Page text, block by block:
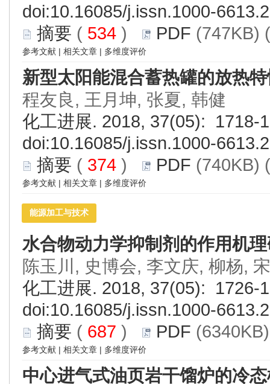
doi:10.16085/j.issn.1000-
摘要 ( 534 ) PDF (747KB) (
参考文献 | 相关文章 | 多维度评价
新型太阳能混合蓄热罐的放热
程友良, 王月坤, 张夏, 韩健
化工进展. 2018, 37(05): 1718-
doi:10.16085/j.issn.1000-
摘要 ( 374 ) PDF (740KB) (
参考文献 | 相关文章 | 多维度评价
能源加工与技术
水合物动力学抑制剂的作用机
陈玉川, 史博会, 李文庆, 柳杨,
化工进展. 2018, 37(05): 1726-
doi:10.16085/j.issn.1000-
摘要 ( 687 ) PDF
参考文献 | 相关文章 | 多维度评价
中心进气式油页岩干馏炉的冷